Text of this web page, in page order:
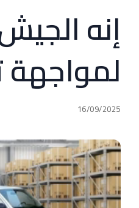
إنه
لمواجهة
16/09/2025